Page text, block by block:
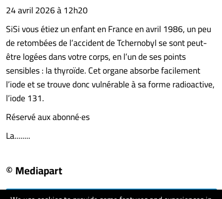
24 avril 2026 à 12h20
SiSi vous étiez un enfant en France en avril 1986, un peu
de retombées de l’accident de Tchernobyl se sont peut-
être logées dans votre corps, en l’un de ses points
sensibles : la thyroïde. Cet organe absorbe facilement
l’iode et se trouve donc vulnérable à sa forme radioactive,
l’iode 131.
Réservé aux abonné·es
La........
© Mediapart